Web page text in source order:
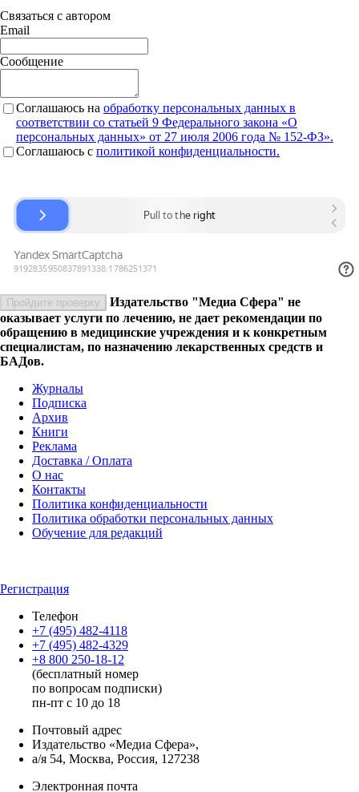
Связаться с автором
Email
Сообщение
Соглашаюсь на обработку персональных данных в
соответствии со статьей 9 Федерального закона «О
персональных данных» от 27 июля 2006 года № 152-ФЗ».
Соглашаюсь c политикой конфиденциальности.
Пройдите проверку
Издательство "Медиа Сфера" не
оказывает услуги по лечению, не дает рекомендации по
обращению в медицинские учреждения и к конкретным
специалистам, по назначению лекарственных средств и
БАДов.
Журналы
Подписка
Архив
Книги
Реклама
Доставка / Оплата
О нас
Контакты
Политика конфиденциальности
Политика обработки персональных данных
Обучение для редакций
Регистрация
Телефон
+7 (495) 482-4118
+7 (495) 482-4329
+8 800 250-18-12
(бесплатный номер
по вопросам подписки)
пн-пт с 10 до 18
Почтовый адрес
Издательство «Медиа Сфера»,
а/я 54, Москва, Россия, 127238
Электронная почта